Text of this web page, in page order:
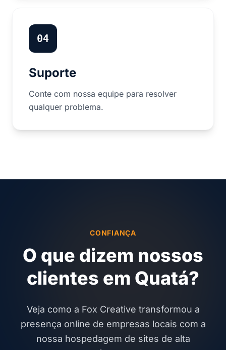
04
Suporte
Conte com nossa equipe para resolver
qualquer problema.
CONFIANÇA
O que dizem nossos
clientes em Quatá?
Veja como a Fox Creative transformou a
presença online de empresas locais com a
nossa hospedagem de sites de alta